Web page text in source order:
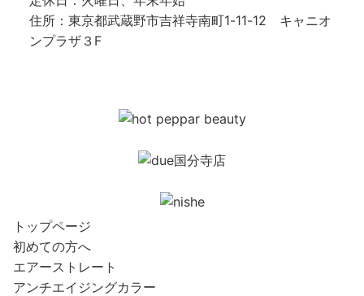
住所：東京都武蔵野市吉祥寺南町1-11-12 キャニオ
ンプラザ３F
トップページ
初めての方へ
エアーストレート
アンチエイジングカラー